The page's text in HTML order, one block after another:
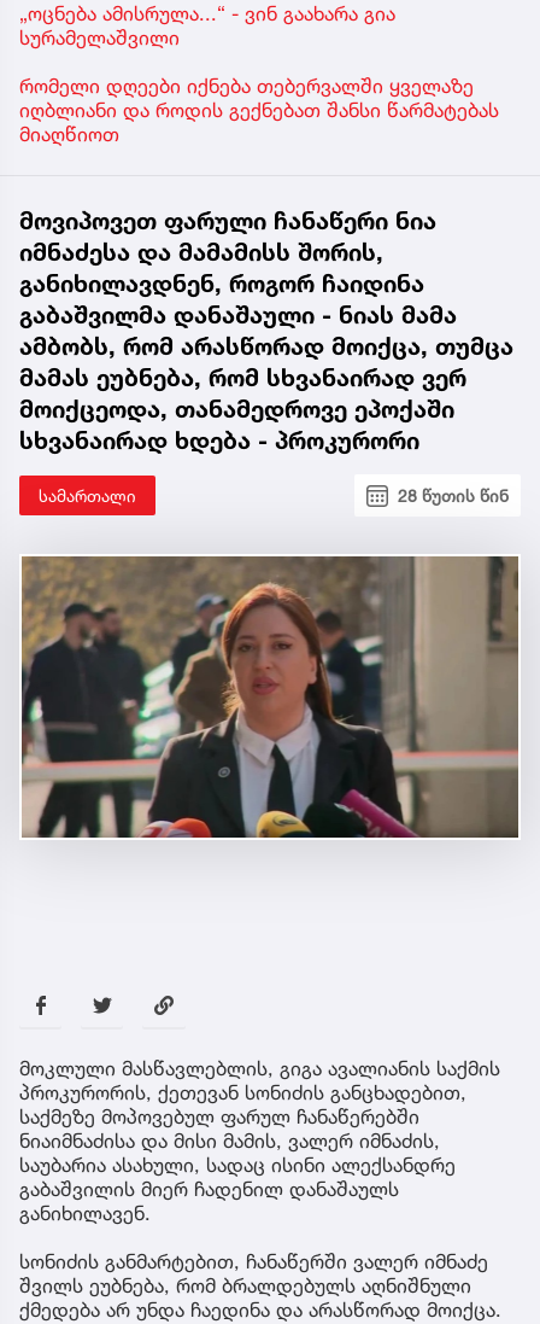
„ოცნება ამისრულა...“ - ვინ გაახარა გია
სურამელაშვილი
რომელი დღეები იქნება თებერვალში ყველაზე
იღბლიანი და როდის გექნებათ შანსი წარმატებას
მიაღწიოთ
მოვიპოვეთ ფარული ჩანაწერი ნია
იმნაძესა და მამამისს შორის,
განიხილავდნენ, როგორ ჩაიდინა
გაბაშვილმა დანაშაული - ნიას მამა
ამბობს, რომ არასწორად მოიქცა, თუმცა
მამას ეუბნება, რომ სხვანაირად ვერ
მოიქცეოდა, თანამედროვე ეპოქაში
სხვანაირად ხდება - პროკურორი
სამართალი 28 წუთის წინ
მოკლული მასწავლებლის, გიგა ავალიანის საქმის
პროკურორის, ქეთევან სონიძის განცხადებით,
საქმეზე მოპოვებულ ფარულ ჩანაწერებში
ნიაიმნაძისა და მისი მამის, ვალერ იმნაძის,
საუბარია ასახული, სადაც ისინი ალექსანდრე
გაბაშვილის მიერ ჩადენილ დანაშაულს
განიხილავენ.
სონიძის განმარტებით, ჩანაწერში ვალერ იმნაძე
შვილს ეუბნება, რომ ბრალდებულს აღნიშნული
ქმედება არ უნდა ჩაედინა და არასწორად მოიქცა.